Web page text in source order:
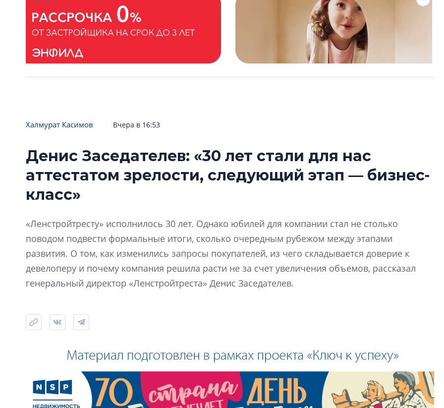
Халмурат Касимов Вчера в 16:53
Денис Заседателев: «30 лет стали для нас
аттестатом зрелости, следующий этап — бизнес-
класс»
«Ленстройтресту» исполнилось 30 лет. Однако юбилей для компании стал не столько
поводом подвести формальные итоги, сколько очередным рубежом между этапами
развития. О том, как изменились запросы покупателей, из чего складывается доверие к
девелоперу и почему компания решила расти не за счет увеличения объемов, рассказал
генеральный директор «Ленстройтреста» Денис Заседателев.
монотонной
Петербурга,
районов и
Сергей
в ГК «ПСК»